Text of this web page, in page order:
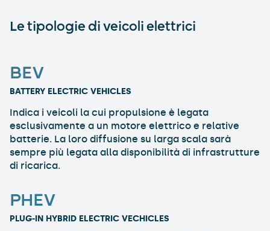
Le tipologie di veicoli elettrici
BEV
BATTERY ELECTRIC VEHICLES
Indica i veicoli la cui propulsione è legata
esclusivamente a un motore elettrico e relative
batterie. La loro diffusione su larga scala sarà
sempre più legata alla disponibilità di infrastrutture
di ricarica.
PHEV
PLUG-IN HYBRID ELECTRIC VECHICLES